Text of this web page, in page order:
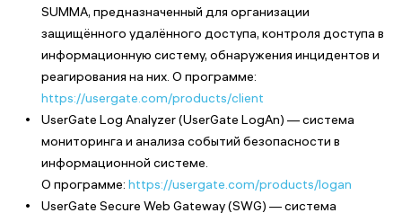
SUMMA, предназначенный для организации
защищённого удалённого доступа, контроля доступа в
информационную систему, обнаружения инцидентов и
реагирования на них. О программе:
https://usergate.com/products/client
UserGate Log Analyzer (UserGate LogAn) — система
мониторинга и анализа событий безопасности в
информационной системе.
О программе: https://usergate.com/products/logan
UserGate Secure Web Gateway (SWG) — система